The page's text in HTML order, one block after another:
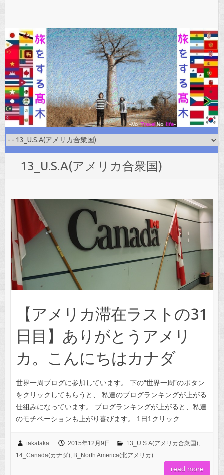
13_U.S.A(アメリカ合衆国)
【アメリカ滞在ラストの31
日目】ありがとうアメリ
カ。こんにちはカナダ
世界一周ブログに参加しています。 下の“世界一周”のボタン
をクリックしてもらうと、 私達のブログランキングが上がる
仕組みになっています。 ブログランキングが上がると、私達
のモチベーションも上がり喜びます。 1日1クリック…
takataka 2015年12月9日 13_U.S.A(アメリカ合衆国),
14_Canada(カナダ), B_North America(北アメリカ)
read more